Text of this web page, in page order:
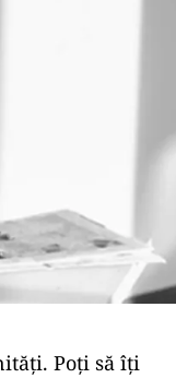
Poți să îți